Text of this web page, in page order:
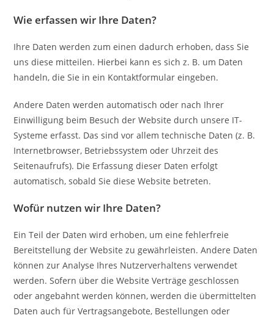
Wie erfassen wir Ihre Daten?
Ihre Daten werden zum einen dadurch erhoben, dass Sie
uns diese mitteilen. Hierbei kann es sich z. B. um Daten
handeln, die Sie in ein Kontaktformular eingeben.
Andere Daten werden automatisch oder nach Ihrer
Einwilligung beim Besuch der Website durch unsere IT-
Systeme erfasst. Das sind vor allem technische Daten (z. B.
Internetbrowser, Betriebssystem oder Uhrzeit des
Seitenaufrufs). Die Erfassung dieser Daten erfolgt
automatisch, sobald Sie diese Website betreten.
Wofür nutzen wir Ihre Daten?
Ein Teil der Daten wird erhoben, um eine fehlerfreie
Bereitstellung der Website zu gewährleisten. Andere Daten
können zur Analyse Ihres Nutzerverhaltens verwendet
werden. Sofern über die Website Verträge geschlossen
oder angebahnt werden können, werden die übermittelten
Daten auch für Vertragsangebote, Bestellungen oder